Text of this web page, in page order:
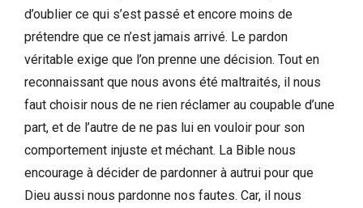
d’oublier ce qui s’est passé et encore moins de
prétendre que ce n’est jamais arrivé. Le pardon
véritable exige que l’on prenne une décision. Tout en
reconnaissant que nous avons été maltraités, il nous
faut choisir nous de ne rien réclamer au coupable d’une
part, et de l’autre de ne pas lui en vouloir pour son
comportement injuste et méchant. La Bible nous
encourage à décider de pardonner à autrui pour que
Dieu aussi nous pardonne nos fautes. Car, il nous